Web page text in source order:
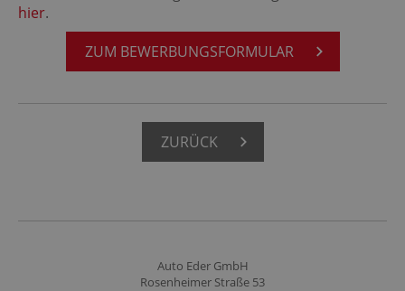
hier.
ZUM BE­WER­BUNGS­FOR­MU­LAR
ZU­RÜCK
Auto Eder GmbH
Rosenheimer Straße 53